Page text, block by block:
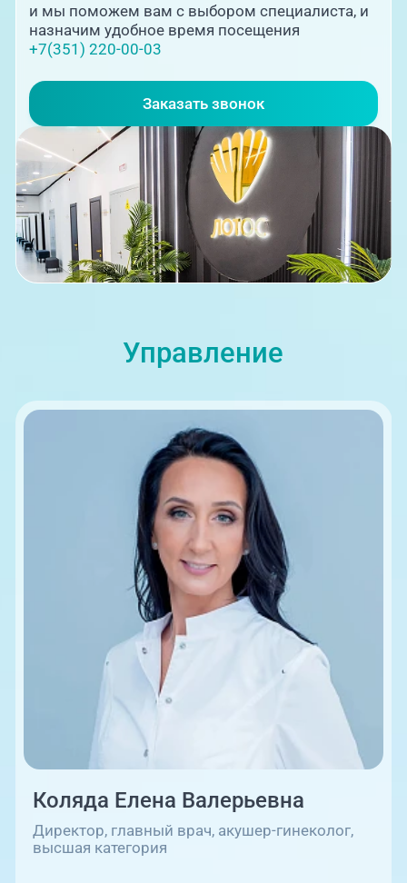
08:00-21:00
ЦАОП, ул. Труда, 187Б
г. Златоуст, ул. Щербакова 2,
08:00-18:00
и мы поможем вам с выбором специалиста, и
назначим удобное время посещения
+7(351) 220-00-03
Заказать звонок
Управление
Коляда Елена Валерьевна
Директор, главный врач, акушер-гинеколог,
высшая категория